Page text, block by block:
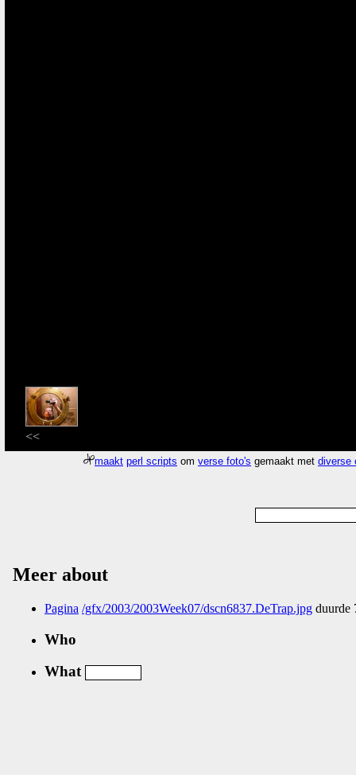
<<
maakt perl scripts omverse foto's gemaakt metdiverse
Meer about
Pagina /gfx/2003/2003Week07/dscn6837.DeTrap.jpg duurde
Who
What